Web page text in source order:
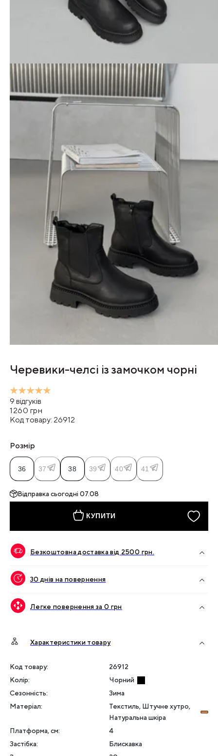
Черевики-челсі із замочком чорні
9 відгуків
1260 грн
Код товару: 26912
Розмір
36 37 38 39 40 41
Відправкасьогодні 07.08
КУПИТИ
Безкоштовна доставка від 2500 грн.
30 днів на повернення
Легке повернення за 0 грн
Характеристики товару
Код товару:
26912
Колір:
Чорний
Сезонність:
Зима
Матеріал:
Текстиль, Штучне хутро,
Натуральна шкіра
Платформа, см:
4
Застібка:
Блискавка